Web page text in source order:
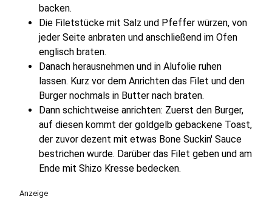
backen.
Die Filetstücke mit Salz und Pfeffer würzen, von
jeder Seite anbraten und anschließend im Ofen
englisch braten.
Danach herausnehmen und in Alufolie ruhen
lassen. Kurz vor dem Anrichten das Filet und den
Burger nochmals in Butter nach braten.
Dann schichtweise anrichten: Zuerst den Burger,
auf diesen kommt der goldgelb gebackene Toast,
der zuvor dezent mit etwas Bone Suckin' Sauce
bestrichen wurde. Darüber das Filet geben und am
Ende mit Shizo Kresse bedecken.
Anzeige